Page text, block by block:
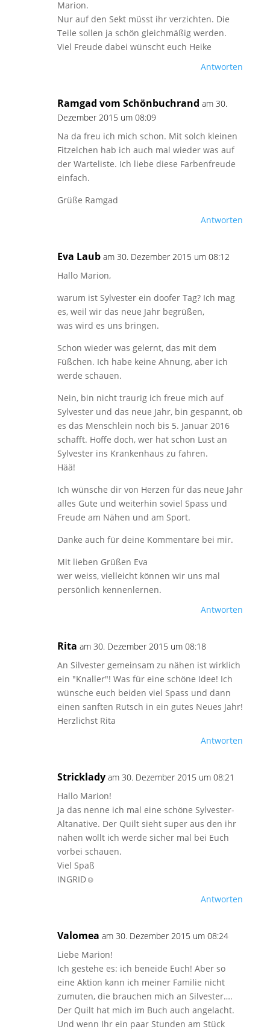
Marion.
Nur auf den Sekt müsst ihr verzichten. Die
Teile sollen ja schön gleichmäßig werden.
Viel Freude dabei wünscht euch Heike
Antworten
Ramgad vom Schönbuchrand am 30.
Dezember 2015 um 08:09
Na da freu ich mich schon. Mit solch kleinen
Fitzelchen hab ich auch mal wieder was auf
der Warteliste. Ich liebe diese Farbenfreude
einfach.
Grüße Ramgad
Antworten
Eva Laub am 30. Dezember 2015 um 08:12
Hallo Marion,
warum ist Sylvester ein doofer Tag? Ich mag
es, weil wir das neue Jahr begrüßen,
was wird es uns bringen.
Schon wieder was gelernt, das mit dem
Füßchen. Ich habe keine Ahnung, aber ich
werde schauen.
Nein, bin nicht traurig ich freue mich auf
Sylvester und das neue Jahr, bin gespannt, ob
es das Menschlein noch bis 5. Januar 2016
schafft. Hoffe doch, wer hat schon Lust an
Sylvester ins Krankenhaus zu fahren.
Hää!
Ich wünsche dir von Herzen für das neue Jahr
alles Gute und weiterhin soviel Spass und
Freude am Nähen und am Sport.
Danke auch für deine Kommentare bei mir.
Mit lieben Grüßen Eva
wer weiss, vielleicht können wir uns mal
persönlich kennenlernen.
Antworten
Rita am 30. Dezember 2015 um 08:18
An Silvester gemeinsam zu nähen ist wirklich
ein "Knaller"! Was für eine schöne Idee! Ich
wünsche euch beiden viel Spass und dann
einen sanften Rutsch in ein gutes Neues Jahr!
Herzlichst Rita
Antworten
Stricklady am 30. Dezember 2015 um 08:21
Hallo Marion!
Ja das nenne ich mal eine schöne Sylvester-
Altanative. Der Quilt sieht super aus den ihr
nähen wollt ich werde sicher mal bei Euch
vorbei schauen.
Viel Spaß
INGRID☺
Antworten
Valomea am 30. Dezember 2015 um 08:24
Liebe Marion!
Ich gestehe es: ich beneide Euch! Aber so
eine Aktion kann ich meiner Familie nicht
zumuten, die brauchen mich an Silvester….
Der Quilt hat mich im Buch auch angelacht.
Und wenn Ihr ein paar Stunden am Stück